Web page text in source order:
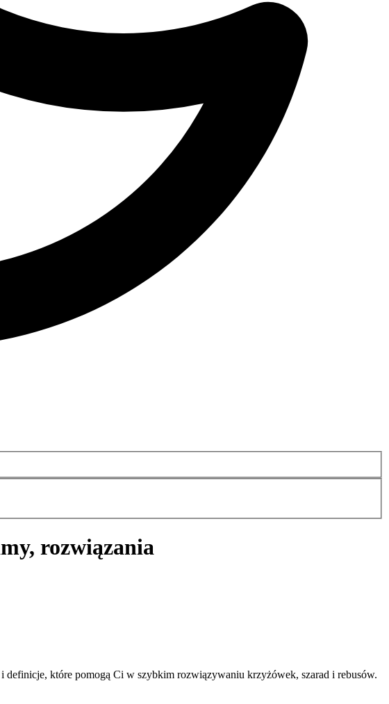
rozwiązania
definicje, które pomogą Ci w szybkim rozwiązywaniu krzyżówek, szarad i rebusów.